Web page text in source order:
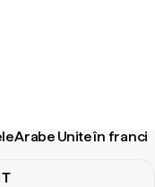
Arabe Unite în franci